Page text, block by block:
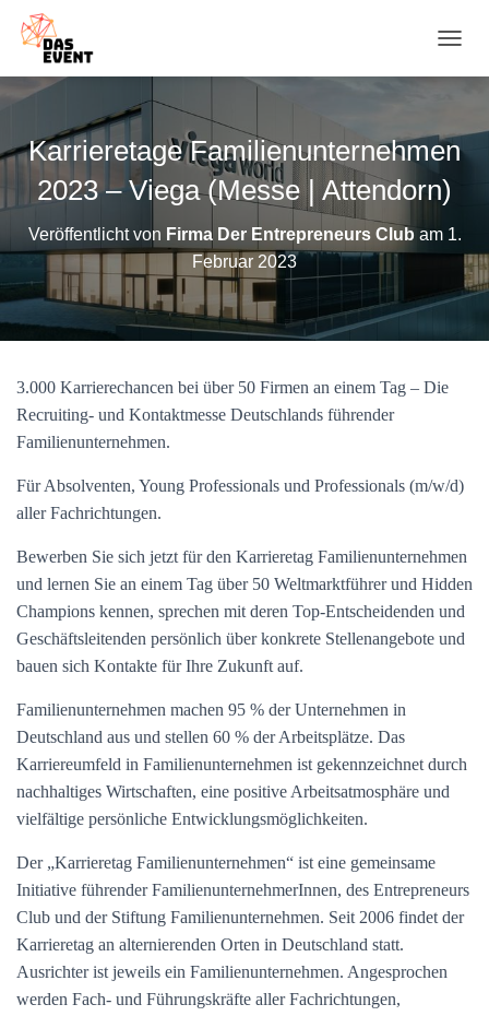
A
G
A
I
N
S
H
Karrieretage Familienunternehmen
2023 – Viega (Messe | Attendorn)
Veröffentlicht von Firma Der Entrepreneurs Club am 1.
Februar 2023
3.000 Karrierechancen bei über 50 Firmen an einem Tag – Die
Recruiting- und Kontaktmesse Deutschlands führender
Familienunternehmen.
Für Absolventen, Young Professionals und Professionals (m/w/d)
aller Fachrichtungen.
Bewerben Sie sich jetzt für den Karrieretag Familienunternehmen
und lernen Sie an einem Tag über 50 Weltmarktführer und Hidden
Champions kennen, sprechen mit deren Top-Entscheidenden und
Geschäftsleitenden persönlich über konkrete Stellenangebote und
bauen sich Kontakte für Ihre Zukunft auf.
Familienunternehmen machen 95 % der Unternehmen in
Deutschland aus und stellen 60 % der Arbeitsplätze. Das
Karriereumfeld in Familienunternehmen ist gekennzeichnet durch
nachhaltiges Wirtschaften, eine positive Arbeitsatmosphäre und
vielfältige persönliche Entwicklungsmöglichkeiten.
Der „Karrieretag Familienunternehmen“ ist eine gemeinsame
Initiative führender FamilienunternehmerInnen, des Entrepreneurs
Club und der Stiftung Familienunternehmen. Seit 2006 findet der
Karrieretag an alternierenden Orten in Deutschland statt.
Ausrichter ist jeweils ein Familienunternehmen. Angesprochen
werden Fach- und Führungskräfte aller Fachrichtungen,